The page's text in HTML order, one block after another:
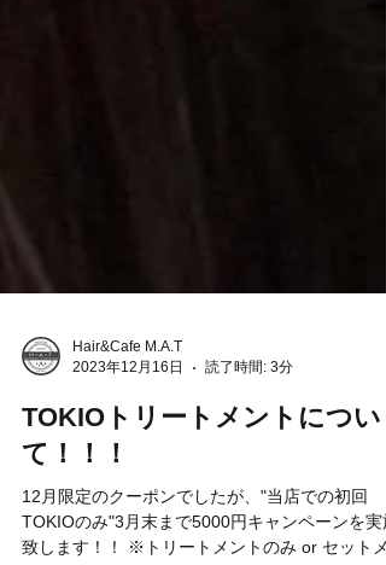
2023年12月16日
読了時間: 3分
TOKIOトリートメントについ
て！！！
12月限定のクーポンでしたが、"当店での初回